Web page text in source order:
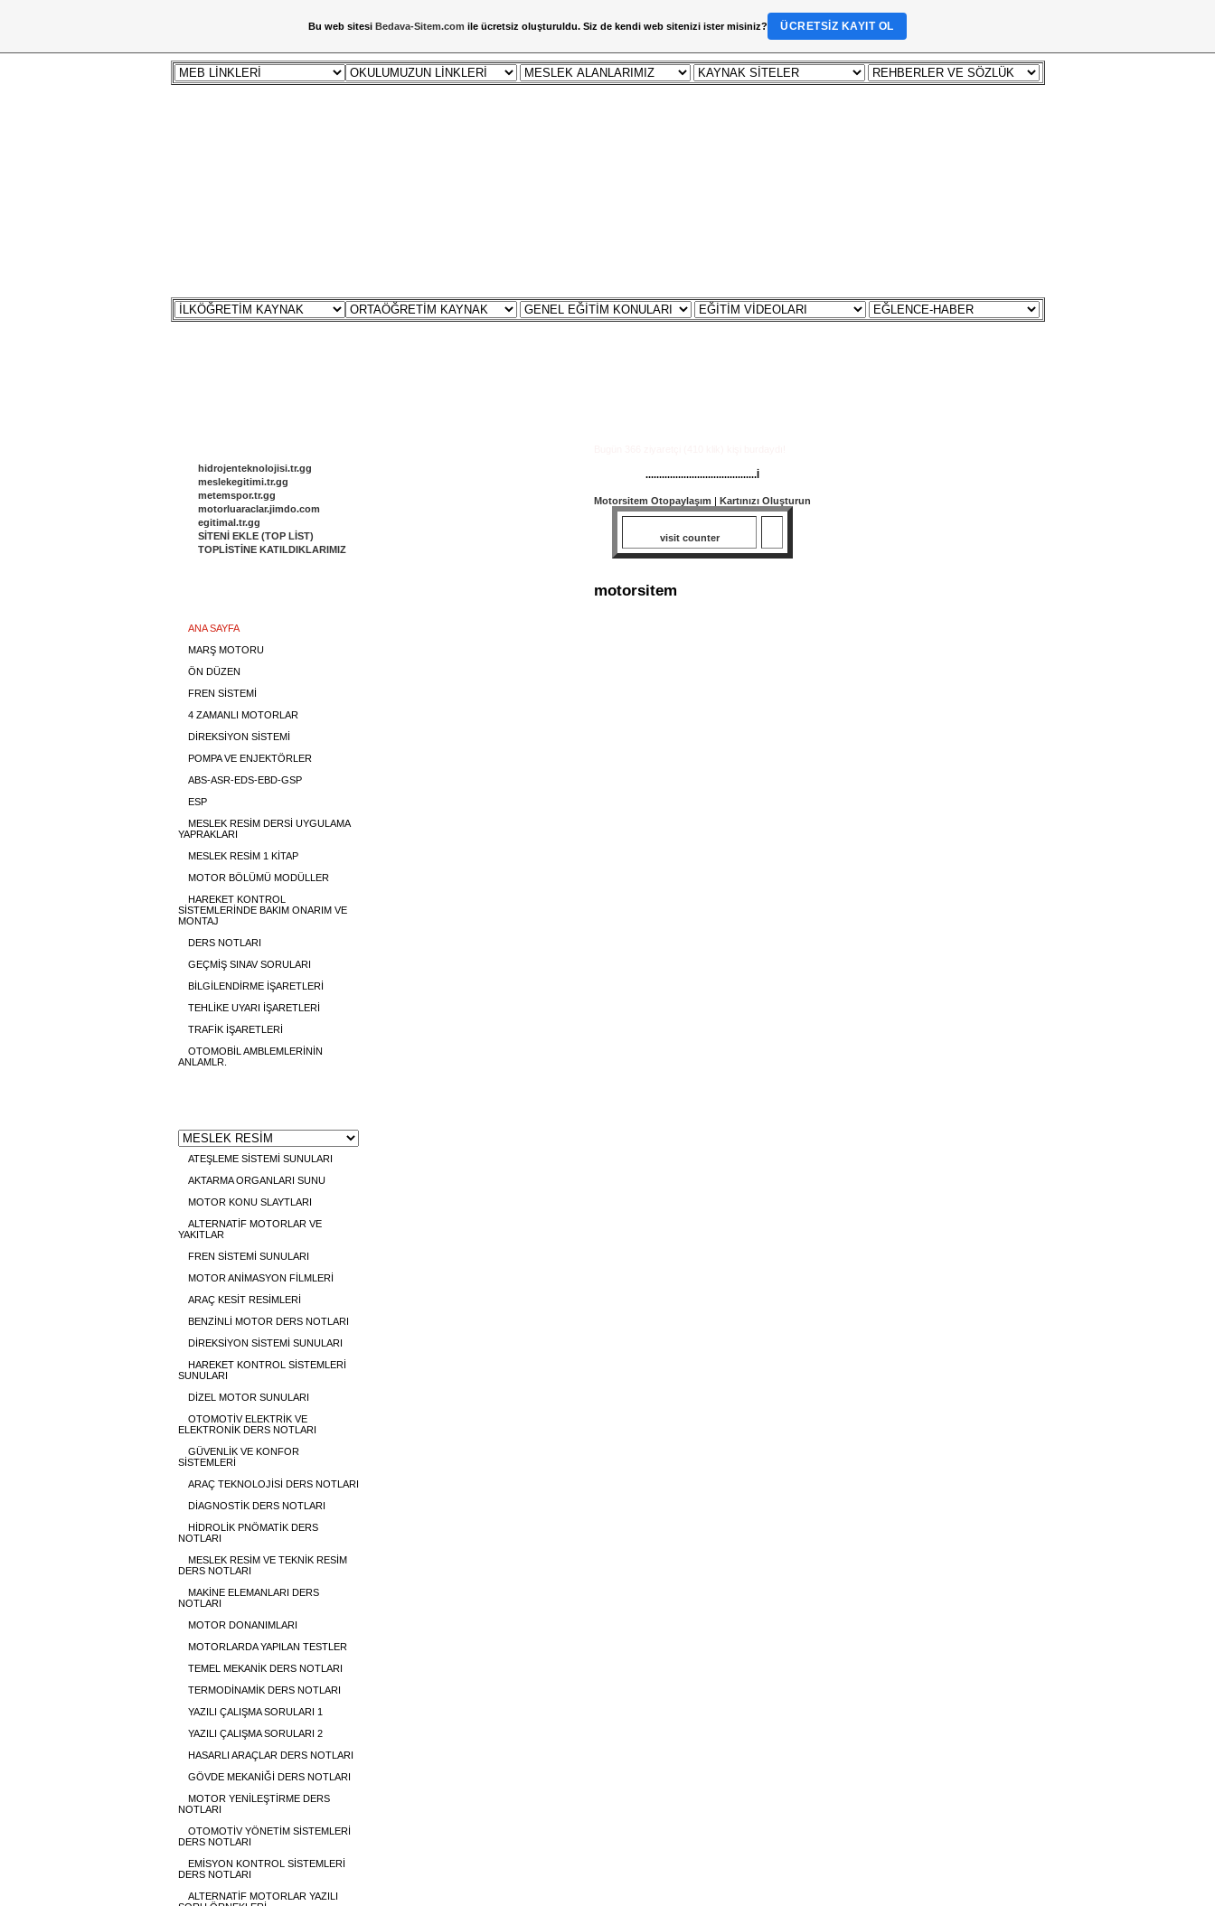
hidrojenteknolojisi.tr.gg
meslekegitimi.tr.gg
metemspor.tr.gg
motorluaraclar.jimdo.com
egitimal.tr.gg
SİTENİ EKLE (TOP LİST)
TOPLİSTİNE KATILDIKLARIMIZ
ANA SAYFA
MARŞ MOTORU
ÖN DÜZEN
FREN SİSTEMİ
4 ZAMANLI MOTORLAR
DİREKSİYON SİSTEMİ
POMPA VE ENJEKTÖRLER
ABS-ASR-EDS-EBD-GSP
ESP
MESLEK RESİM DERSİ UYGULAMA
YAPRAKLARI
MESLEK RESİM 1 KİTAP
MOTOR BÖLÜMÜ MODÜLLER
HAREKET KONTROL
SİSTEMLERİNDE BAKIM ONARIM VE
MONTAJ
DERS NOTLARI
GEÇMİŞ SINAV SORULARI
BİLGİLENDİRME İŞARETLERİ
TEHLİKE UYARI İŞARETLERİ
TRAFİK İŞARETLERİ
OTOMOBİL AMBLEMLERİNİN
ANLAMLR.
ATEŞLEME SİSTEMİ SUNULARI
AKTARMA ORGANLARI SUNU
MOTOR KONU SLAYTLARI
ALTERNATİF MOTORLAR VE
YAKITLAR
FREN SİSTEMİ SUNULARI
MOTOR ANİMASYON FİLMLERİ
ARAÇ KESİT RESİMLERİ
BENZİNLİ MOTOR DERS NOTLARI
DİREKSİYON SİSTEMİ SUNULARI
HAREKET KONTROL SİSTEMLERİ
SUNULARI
DİZEL MOTOR SUNULARI
OTOMOTİV ELEKTRİK VE
ELEKTRONİK DERS NOTLARI
GÜVENLİK VE KONFOR
SİSTEMLERİ
ARAÇ TEKNOLOJİSİ DERS NOTLARI
DİAGNOSTİK DERS NOTLARI
HİDROLİK PNÖMATİK DERS
NOTLARI
MESLEK RESİM VE TEKNİK RESİM
DERS NOTLARI
MAKİNE ELEMANLARI DERS
NOTLARI
MOTOR DONANIMLARI
MOTORLARDA YAPILAN TESTLER
TEMEL MEKANİK DERS NOTLARI
TERMODİNAMİK DERS NOTLARI
YAZILI ÇALIŞMA SORULARI 1
YAZILI ÇALIŞMA SORULARI 2
HASARLI ARAÇLAR DERS NOTLARI
GÖVDE MEKANİĞİ DERS NOTLARI
MOTOR YENİLEŞTİRME DERS
NOTLARI
OTOMOTİV YÖNETİM SİSTEMLERİ
DERS NOTLARI
EMİSYON KONTROL SİSTEMLERİ
DERS NOTLARI
ALTERNATİF MOTORLAR YAZILI
.........................................İ
Motorsitem Otopaylaşım | Kartınızı Oluşturun
visit counter
motorsitem
Bu web sitesiBedava-Sitem.com ile ücretsiz oluşturuldu. Siz de kendi web sitenizi ister misiniz? ÜCRETSIZ KAYIT OL